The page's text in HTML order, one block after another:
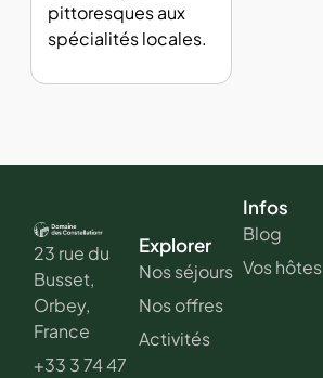
pittoresques aux
spécialités locales.
23 rue du
Busset,
Orbey,
France
+33 3 74 47
Explorer
Nos séjours
Nos offres
Activités
Infos
Blog
Vos hôtes